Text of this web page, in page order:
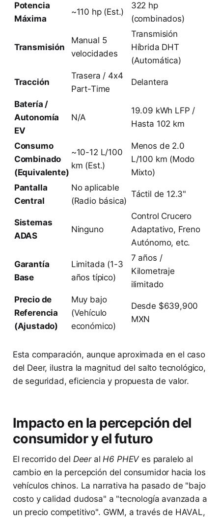
Potencia
Máxima
~110 hp (Est.)
322 hp
(combinados)
Transmisión
Manual 5
velocidades
Transmisión
Híbrida DHT
(Automática)
Tracción
Trasera / 4x4
Part-Time
Delantera
Batería /
Autonomía
EV
N/A
19.09 kWh LFP /
Hasta 102 km
Consumo
Combinado
(Equivalente)
~10-12 L/100
km (Est.)
Menos de 2.0
L/100 km (Modo
Mixto)
Pantalla
Central
No aplicable
(Radio básica)
Táctil de 12.3"
Sistemas
ADAS
Ninguno
Control Crucero
Adaptativo, Freno
Autónomo, etc.
Garantía
Base
Limitada (1-3
años típico)
7 años /
Kilometraje
ilimitado
Precio de
Referencia
(Ajustado)
Muy bajo
(Vehículo
económico)
Desde $639,900
MXN
Esta comparación, aunque aproximada en el caso
del Deer, ilustra la magnitud del salto tecnológico,
de seguridad, eficiencia y propuesta de valor.
Impacto en la percepción del
consumidor y el futuro
El recorrido del DeeralH6 PHEV es paralelo al
cambio en la percepción del consumidor hacia los
vehículos chinos. La narrativa ha pasado de "bajo
costo y calidad dudosa" a "tecnología avanzada a
un precio competitivo". GWM, a través de HAVAL,